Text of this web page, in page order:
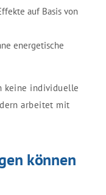
auf Basis von
energetische
keine individuelle
arbeitet mit
können